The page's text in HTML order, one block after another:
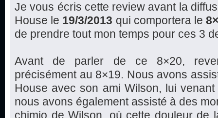
Je vous écris cette review avant la
House le 19/3/2013 qui comportera le
de prendre tout mon temps pour ces 3
Avant de parler de ce 8×20,
précisément au 8×19. Nous avons
House avec son ami Wilson, lui
nous avons également assisté à des
chimio de Wilson, où cette douleur de